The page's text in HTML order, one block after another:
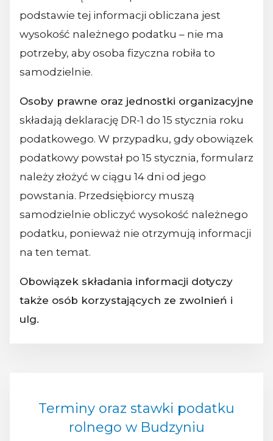
podstawie tej informacji obliczana jest
wysokość należnego podatku – nie ma
potrzeby, aby osoba fizyczna robiła to
samodzielnie.
Osoby prawne oraz jednostki organizacyjne
składają deklarację DR-1 do 15 stycznia roku
podatkowego. W przypadku, gdy obowiązek
podatkowy powstał po 15 stycznia, formularz
należy złożyć w ciągu 14 dni od jego
powstania. Przedsiębiorcy muszą
samodzielnie obliczyć wysokość należnego
podatku, ponieważ nie otrzymują informacji
na ten temat.
Obowiązek składania informacji dotyczy
także osób korzystających ze zwolnień i
ulg.
Terminy oraz stawki podatku
rolnego w Budzyniu